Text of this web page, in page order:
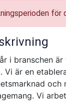
för
i branschen
Vi är en
Vi